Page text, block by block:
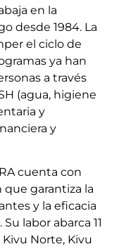
en la
desde 1984. La
el ciclo de
ya han
a través
(agua, higiene
y
y
cuenta con
garantiza la
y la eficacia
labor abarca 11
Kivu Norte, Kivu